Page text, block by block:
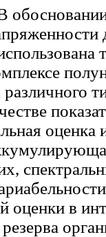
оценка
оценки в